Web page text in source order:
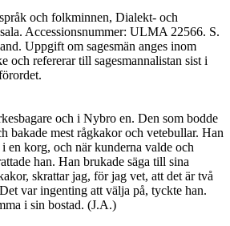
och folkminnen, Dialekt- och
Accessionsnummer: ULMA 22566. S.
Uppgift om sagesmän anges inom
och refererar till sagesmannalistan sist i
och i Nybro en. Den som bodde
bakade mest rågkakor och vetebullar. Han
en korg, och när kunderna valde och
han. Han brukade säga till sina
skrattar jag, för jag vet, att det är två
var ingenting att välja på, tyckte han.
i sin bostad. (J.A.)